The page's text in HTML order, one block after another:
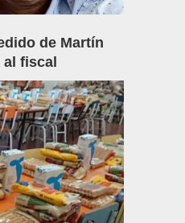
de Martín
al fiscal